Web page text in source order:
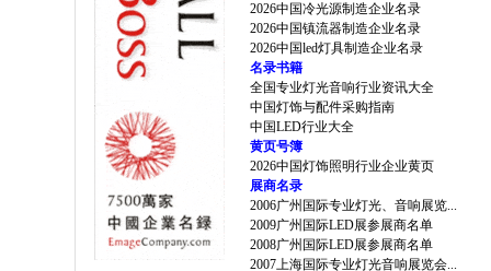
2026中国冷光源制造企业名录
2026中国镇流器制造企业名录
2026中国led灯具制造企业名录
名录书籍
全国专业灯光音响行业资讯大全
中国灯饰与配件采购指南
中国LED行业大全
黄页号簿
2026中国灯饰照明行业企业黄页
展商名录
2006广州国际专业灯光、音响展览...
2009广州国际LED展参展商名单
2008广州国际LED展参展商名单
2007上海国际专业灯光音响展览会...